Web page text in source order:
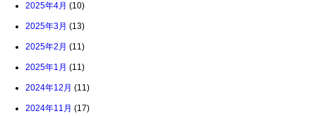
2025年4月 (10)
2025年3月 (13)
2025年2月 (11)
2025年1月 (11)
2024年12月 (11)
2024年11月 (17)